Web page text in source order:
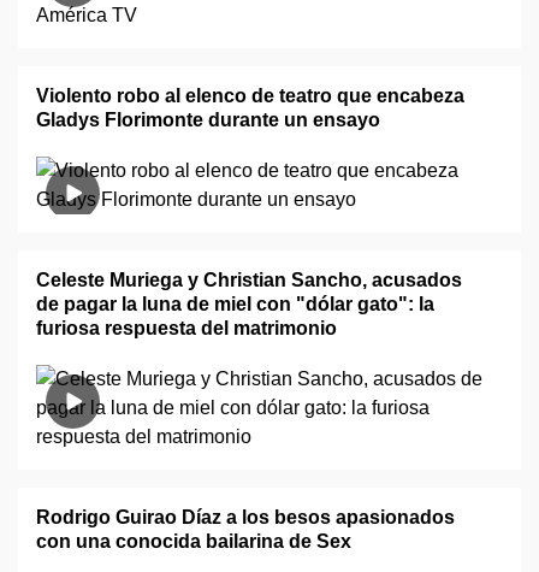
Violento robo al elenco de teatro que encabeza
Gladys Florimonte durante un ensayo
Celeste Muriega y Christian Sancho, acusados
de pagar la luna de miel con "dólar gato": la
furiosa respuesta del matrimonio
Rodrigo Guirao Díaz a los besos apasionados
con una conocida bailarina de Sex